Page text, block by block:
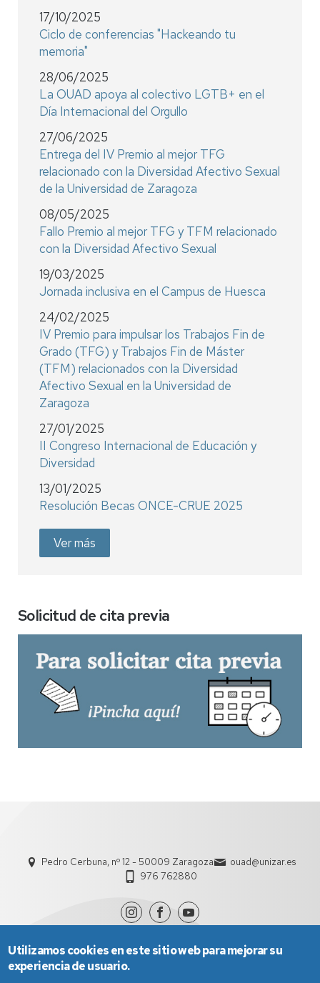
17/10/2025
Ciclo de conferencias "Hackeando tu
memoria"
28/06/2025
La OUAD apoya al colectivo LGTB+ en el
Día Internacional del Orgullo
27/06/2025
Entrega del IV Premio al mejor TFG
relacionado con la Diversidad Afectivo Sexual
de la Universidad de Zaragoza
08/05/2025
Fallo Premio al mejor TFG y TFM relacionado
con la Diversidad Afectivo Sexual
19/03/2025
Jornada inclusiva en el Campus de Huesca
24/02/2025
IV Premio para impulsar los Trabajos Fin de
Grado (TFG) y Trabajos Fin de Máster
(TFM) relacionados con la Diversidad
Afectivo Sexual en la Universidad de
Zaragoza
27/01/2025
II Congreso Internacional de Educación y
Diversidad
13/01/2025
Resolución Becas ONCE-CRUE 2025
Ver más
Solicitud de cita previa
Pedro Cerbuna, nº 12 - 50009 Zaragoza
ouad@unizar.es
976 762880
Utilizamos cookies en este sitio web para mejorar su
experiencia de usuario.